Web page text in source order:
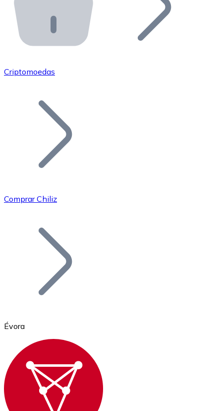
API Bitnovo
Integre nossa API no seu ecossistema.
Junte-se à nossa rede de revendedores e comercialize
Adicione o token do seu projeto ao nosso serviço de
Bitcoin
Ethereum
ETH
Criptomoedas
Comprar Chiliz
Évora